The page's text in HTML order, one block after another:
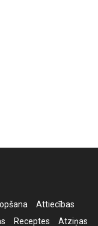
Attiecības
Receptes
Atziņas